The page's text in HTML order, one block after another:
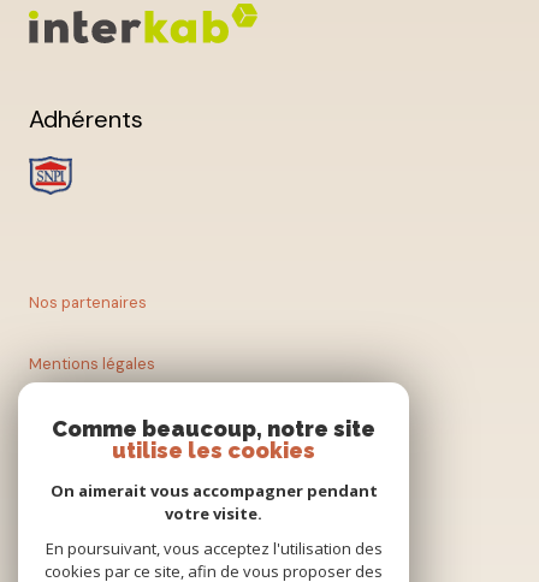
Adhérents
Nos partenaires
Mentions légales
Nos honoraires
Admin
Politique RGPD
Comme beaucoup, notre site
utilise les cookies
On aimerait vous accompagner pendant
votre visite.
En poursuivant, vous acceptez l'utilisation des
cookies par ce site, afin de vous proposer des